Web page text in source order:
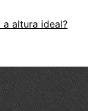
altura ideal?